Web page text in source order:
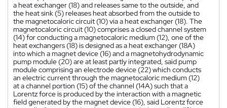
a heat exchanger (18) and releases same to the outside, and
the heat sink (5) releases heat absorbed from the outside to
the magnetocaloric circuit (10) via a heat exchanger (18). The
magnetocaloric circuit (10) comprises a closed channel system
(14) for conducting a magnetocaloric medium (12), one of the
heat exchangers (18) is designed as a heat exchanger (18A)
into which a magnet device (16) and a magnetohydrodynamic
pump module (20) are at least partly integrated, said pump
module comprising an electrode device (22) which conducts
an electric current through the magnetocaloric medium (12)
at a channel portion (15) of the channel (14A) such that a
Lorentz force is produced by the interaction with a magnetic
field generated by the magnet device (16), said Lorentz force